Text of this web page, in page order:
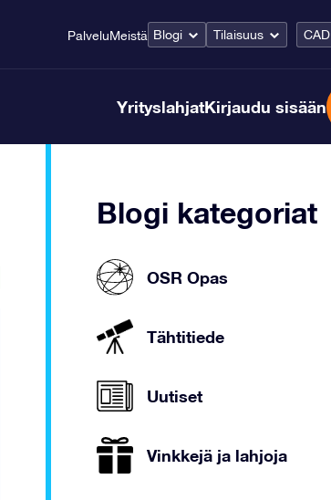
PalveluMeistä Blogi Tilaisuus CAD
YrityslahjatKirjaudu sisään
Blogi kategoriat
OSR Opas
Tähtitiede
Uutiset
Vinkkejä ja lahjoja